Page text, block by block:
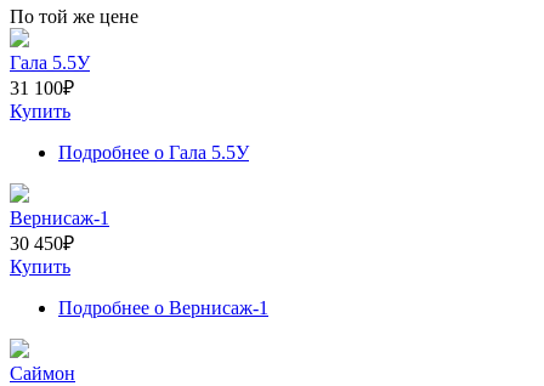
По той же цене
Гала 5.5У
31 100₽
Купить
Подробнее о Гала 5.5У
Вернисаж-1
30 450₽
Купить
Подробнее о Вернисаж-1
Саймон